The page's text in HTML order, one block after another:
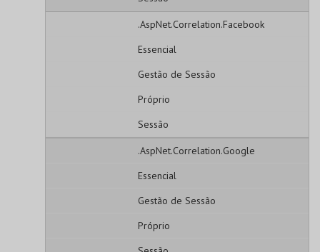
.AspNet.Correlation.Facebook
Essencial
Gestão de Sessão
Próprio
Sessão
.AspNet.Correlation.Google
Essencial
Gestão de Sessão
Próprio